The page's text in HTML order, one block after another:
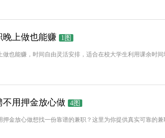
晚上做也能赚 1图
做也能赚，时间自由灵活安排，适合在校大学生利用课余时
不用押金放心做 4图
押金放心做想找一份靠谱的兼职？这里为你提供真实可靠的